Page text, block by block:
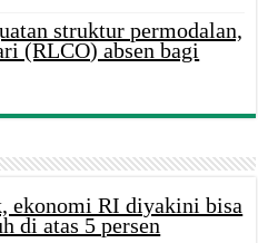
struktur permodalan,
(RLCO) absen bagi
ekonomi RI diyakini bisa
di atas 5 persen